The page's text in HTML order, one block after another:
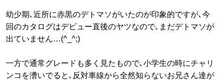
幼少期､近所に赤黒のデトマソがいたのが印象的ですが､今
回のカタログはデビュー直後のヤツなので､まだデトマソが
出ていません…(^_^;)
一方で通常グレードも多く見たもので､小学生の時にチャリ
ンコを漕いでると､反対車線から全然知らないお兄さん達が